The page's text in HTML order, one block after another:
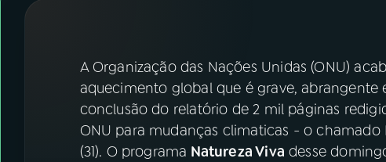
ACOMPANHE A RÁDIO NACIONAL
YouTube Facebook
Instagram X
A Organização das Nações Unidas (ONU)
aquecimento global que é grave, abrangente
conclusão do relatório de 2 mil páginas
ONU para mudanças climaticas - o
(31). O programa Natureza Viva desse